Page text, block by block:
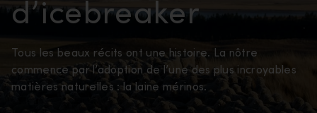
d’icebreaker
Tous les beaux récits ont une histoire. La nôtre
commence par l’adoption de l’une des plus incroyables
matières naturelles : la laine mérinos.